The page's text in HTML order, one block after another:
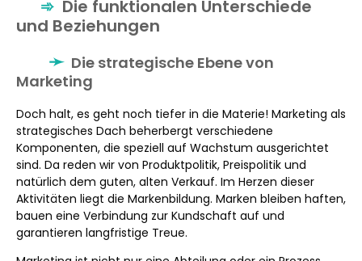
Die funktionalen Unterschiede
und Beziehungen
Die strategische Ebene von
Marketing
Doch halt, es geht noch tiefer in die Materie! Marketing als
strategisches Dach beherbergt verschiedene
Komponenten, die speziell auf Wachstum ausgerichtet
sind. Da reden wir von Produktpolitik, Preispolitik und
natürlich dem guten, alten Verkauf. Im Herzen dieser
Aktivitäten liegt die Markenbildung. Marken bleiben haften,
bauen eine Verbindung zur Kundschaft auf und
garantieren langfristige Treue.